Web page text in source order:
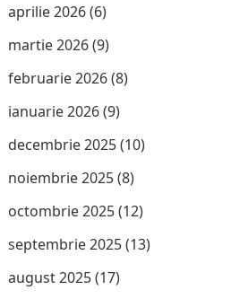
aprilie 2026(6)
martie 2026(9)
februarie 2026(8)
ianuarie 2026(9)
decembrie 2025(10)
noiembrie 2025(8)
octombrie 2025(12)
septembrie 2025(13)
august 2025(17)